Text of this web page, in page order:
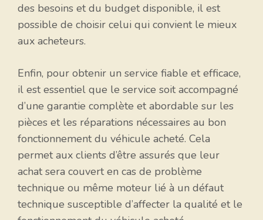
des besoins et du budget disponible, il est
possible de choisir celui qui convient le mieux
aux acheteurs.
Enfin, pour obtenir un service fiable et efficace,
il est essentiel que le service soit accompagné
d’une garantie complète et abordable sur les
pièces et les réparations nécessaires au bon
fonctionnement du véhicule acheté. Cela
permet aux clients d’être assurés que leur
achat sera couvert en cas de problème
technique ou même moteur lié à un défaut
technique susceptible d’affecter la qualité et le